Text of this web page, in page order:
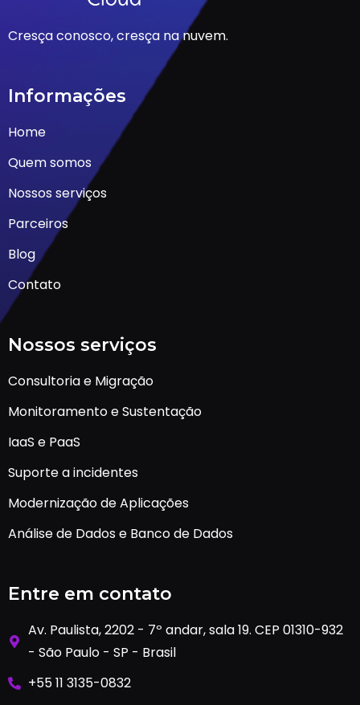
Cresça conosco, cresça na nuvem.
Informações
Home
Quem somos
Nossos serviços
Parceiros
Blog
Contato
Nossos serviços
Consultoria e Migração
Monitoramento e Sustentação
IaaS e PaaS
Suporte a incidentes
Modernização de Aplicações
Análise de Dados e Banco de Dados
Entre em contato
Av. Paulista, 2202 - 7º andar, sala 19. CEP 01310-932
- São Paulo - SP - Brasil
+55 11 3135-0832